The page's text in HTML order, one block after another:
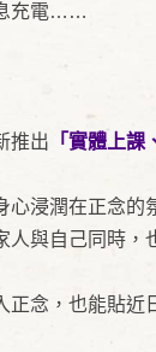
充電……
推出 「實體上
心浸潤在正念
人與自己同時，
念，也能貼近